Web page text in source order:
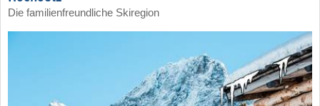
Die familienfreundliche Skiregion